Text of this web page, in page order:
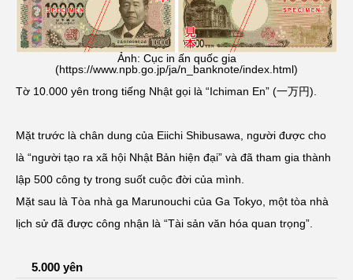
Ảnh: Cục in ấn quốc gia
(https://www.npb.go.jp/ja/n_banknote/index.html)
Tờ 10.000 yên trong tiếng Nhật gọi là “Ichiman En” (一万円).
Mặt trước là chân dung của Eiichi Shibusawa, người được cho
là “người tạo ra xã hội Nhật Bản hiện đại” và đã tham gia thành
lập 500 công ty trong suốt cuộc đời của mình.
Mặt sau là Tòa nhà ga Marunouchi của Ga Tokyo, một tòa nhà
lịch sử đã được công nhận là “Tài sản văn hóa quan trọng”.
5.000 yên